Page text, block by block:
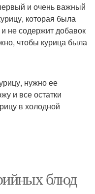
и очень важный
которая была
не содержит добавок
чтобы курица была
нужно ее
и все остатки
в холодной
блюд